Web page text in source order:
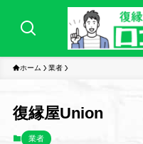
ホーム 業者
復縁屋Union
業者